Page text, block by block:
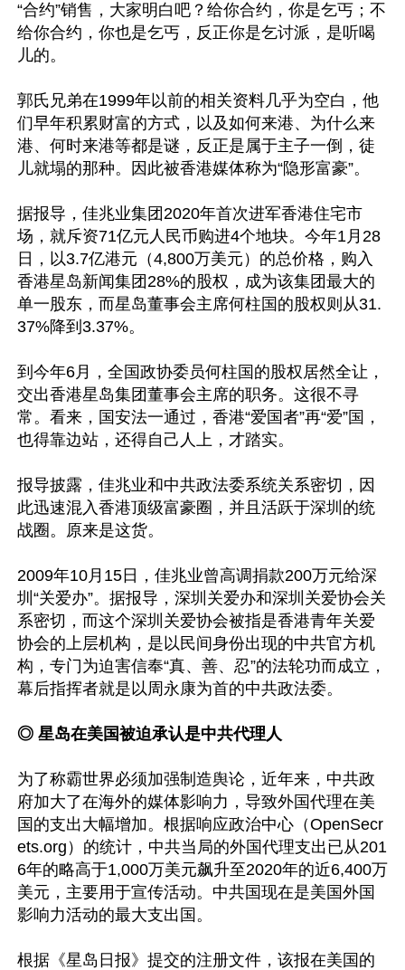
“合约”销售，大家明白吧？给你合约，你是乞丐；不
给你合约，你也是乞丐，反正你是乞讨派，是听喝
儿的。
郭氏兄弟在1999年以前的相关资料几乎为空白，他
们早年积累财富的方式，以及如何来港、为什么来
港、何时来港等都是谜，反正是属于主子一倒，徒
儿就塌的那种。因此被香港媒体称为“隐形富豪”。
据报导，佳兆业集团2020年首次进军香港住宅市
场，就斥资71亿元人民币购进4个地块。今年1月28
日，以3.7亿港元（4,800万美元）的总价格，购入
香港星岛新闻集团28%的股权，成为该集团最大的
单一股东，而星岛董事会主席何柱国的股权则从31.
37%降到3.37%。
到今年6月，全国政协委员何柱国的股权居然全让，
交出香港星岛集团董事会主席的职务。这很不寻
常。看来，国安法一通过，香港“爱国者”再“爱”国，
也得靠边站，还得自己人上，才踏实。
报导披露，佳兆业和中共政法委系统关系密切，因
此迅速混入香港顶级富豪圈，并且活跃于深圳的统
战圈。原来是这货。
2009年10月15日，佳兆业曾高调捐款200万元给深
圳“关爱办”。据报导，深圳关爱办和深圳关爱协会关
系密切，而这个深圳关爱协会被指是香港青年关爱
协会的上层机构，是以民间身份出现的中共官方机
构，专门为迫害信奉“真、善、忍”的法轮功而成立，
幕后指挥者就是以周永康为首的中共政法委。
◎ 星岛在美国被迫承认是中共代理人
为了称霸世界必须加强制造舆论，近年来，中共政
府加大了在海外的媒体影响力，导致外国代理在美
国的支出大幅增加。根据响应政治中心（OpenSecr
ets.org）的统计，中共当局的外国代理支出已从201
6年的略高于1,000万美元飙升至2020年的近6,400万
美元，主要用于宣传活动。中共国现在是美国外国
影响力活动的最大支出国。
根据《星岛日报》提交的注册文件，该报在美国的